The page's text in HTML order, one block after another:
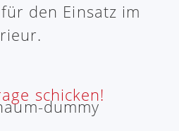
den Einsatz im
schicken!